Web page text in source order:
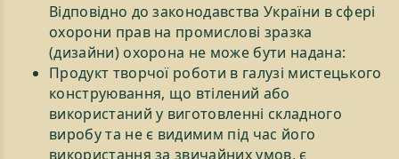
Відповідно до законодавства України в сфері
охорони прав на промислові зразка
(дизайни) охорона не може бути надана:
Продукт творчої роботи в галузі мистецького
конструювання, що втілений або
використаний у виготовленні складного
виробу та не є видимим під час його
використання за звичайних умов, є